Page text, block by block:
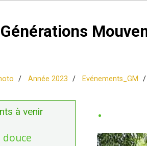
Générations
Année 2023 Evénements_GM
.
à venir
douce